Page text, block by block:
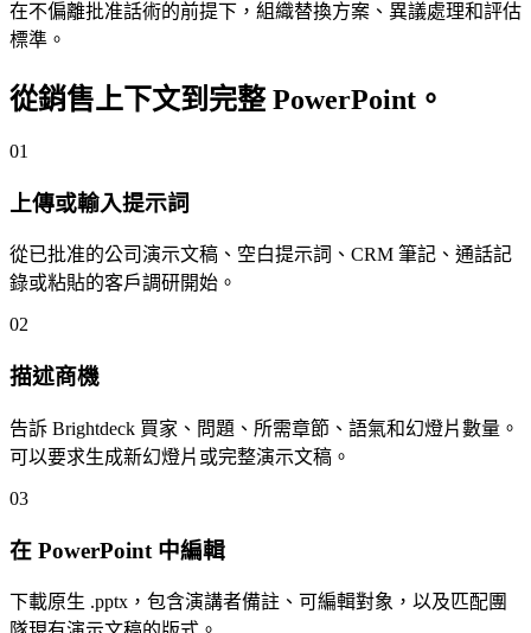
在不偏離批准話術的前提下，組織替換方案、異議處理和評估
標準。
從銷售上下文到完整 PowerPoint。
01
上傳或輸入提示詞
從已批准的公司演示文稿、空白提示詞、CRM 筆記、通話記
錄或粘貼的客戶調研開始。
02
描述商機
告訴 Brightdeck 買家、問題、所需章節、語氣和幻燈片數量。
可以要求生成新幻燈片或完整演示文稿。
03
在 PowerPoint 中編輯
下載原生 .pptx，包含演講者備註、可編輯對象，以及匹配團